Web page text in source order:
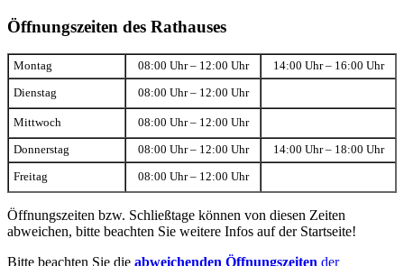
Öffnungszeiten des Rathauses
Montag 08:00 Uhr – 12:00 Uhr 14:00 Uhr – 16:00 Uhr
Dienstag 08:00 Uhr – 12:00 Uhr
Mittwoch 08:00 Uhr – 12:00 Uhr
Donnerstag 08:00 Uhr – 12:00 Uhr 14:00 Uhr – 18:00 Uhr
Freitag 08:00 Uhr – 12:00 Uhr
Öffnungszeiten bzw. Schließtage können von diesen Zeiten
abweichen, bitte beachten Sie weitere Infos auf der Startseite!
Bitte beachten Sie die abweichenden Öffnungszeiten der